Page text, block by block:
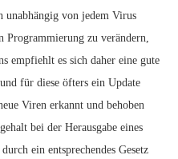
unabhängig von jedem Virus
Programmierung zu verändern,
empfiehlt es sich daher eine gute
für diese öfters ein Update
Viren erkannt und behoben
bei der Herausgabe eines
ein entsprechendes Gesetz